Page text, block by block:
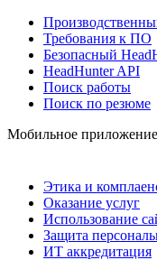
Требования к ПО
Безопасный
HeadHunter API
Поиск работы
Поиск по резюме
Мобильное приложение
Этика и
Оказание услуг
Использование
Защита
ИТ аккредитация